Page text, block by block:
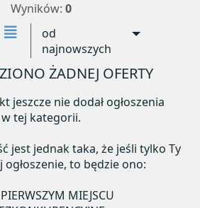
Wyników: 0
od
najnowszych
ŻADNEJ OFERTY
jeszcze nie dodał ogłoszenia
w tej kategorii.
jest jednak taka, że jeśli tylko Ty
to będzie ono:
MIEJSCU